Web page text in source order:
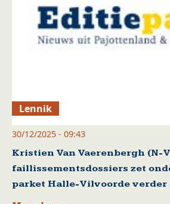
Lennik
30/12/2025 - 09:43
Kristien Van Vaerenbergh (N-
faillissementsdossiers zet
parket Halle-Vilvoorde verder